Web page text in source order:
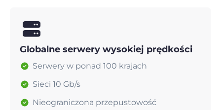
Globalne serwery wysokiej prędkości
Serwery w ponad 100 krajach
Sieci 10 Gb/s
Nieograniczona przepustowość